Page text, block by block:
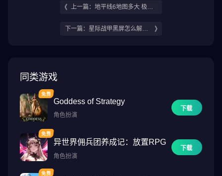
上一篇：地平线6地图多大 极限
下一篇：星际战甲黑屏怎么解决
同类游戏
Goddess of Strategy
角色扮演
下载
异世界佣兵团养成记：放置RPG
角色扮演
下载